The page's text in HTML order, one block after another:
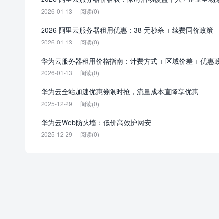
2026-01-13 阅读(0)
2026 阿里云服务器租用优惠：38 元秒杀 + 续费同价政策
2026-01-13 阅读(0)
华为云服务器租用价格指南：计费方式 + 区域价差 + 优惠
2026-01-13 阅读(0)
华为云全站加速优惠券限时抢，流量成本直降享优惠
2025-12-29 阅读(0)
华为云Web防火墙：低价高效护网安
2025-12-29 阅读(0)